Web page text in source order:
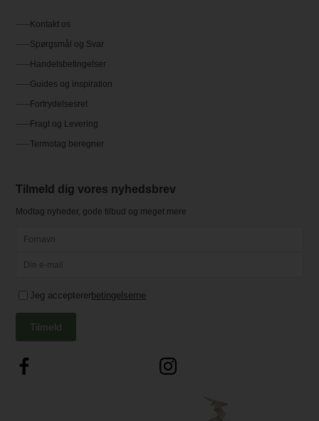
Kontakt os
Spørgsmål og Svar
Handelsbetingelser
Guides og inspiration
Fortrydelsesret
Fragt og Levering
Termotag beregner
Tilmeld dig vores nyhedsbrev
Modtag nyheder, gode tilbud og meget mere
Jeg accepterer betingelserne
Tilmeld